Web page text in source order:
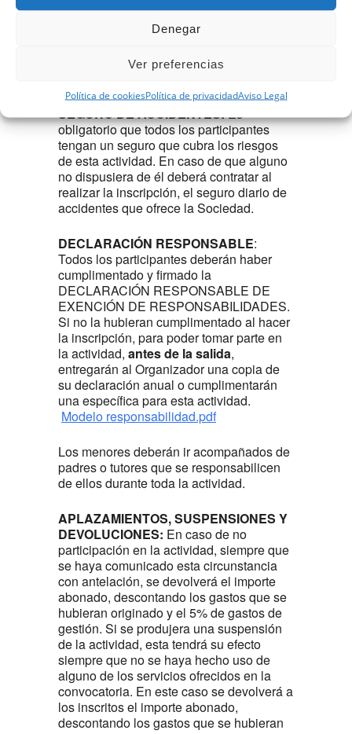
Denegar
Ver preferencias
Política de cookiesPolítica de privacidadAviso Legal
Esta actividad se realiza entre
trata de una actividad tutelada ni
SEGURO DE ACCIDENTES:Es
obligatorio que todos los participantes
tengan un seguro que cubra los riesgos
de esta actividad. En caso de que alguno
no dispusiera de él deberá contratar al
realizar la inscripción, el seguro diario de
accidentes que ofrece la Sociedad.
DECLARACIÓN RESPONSABLE:
Todos los participantes deberán haber
cumplimentado y firmado la
DECLARACIÓN RESPONSABLE DE
EXENCIÓN DE RESPONSABILIDADES.
Si no la hubieran cumplimentado al hacer
la inscripción, para poder tomar parte en
la actividad, antes de la salida,
entregarán al Organizador una copia de
su declaración anual o cumplimentarán
una específica para esta actividad.
Modelo responsabilidad.pdf
Los menores deberán ir acompañados de
padres o tutores que se responsabilicen
de ellos durante toda la actividad.
APLAZAMIENTOS, SUSPENSIONES Y
DEVOLUCIONES: En caso de no
participación en la actividad, siempre que
se haya comunicado esta circunstancia
con antelación, se devolverá el importe
abonado, descontando los gastos que se
hubieran originado y el 5% de gastos de
gestión. Si se produjera una suspensión
de la actividad, esta tendrá su efecto
siempre que no se haya hecho uso de
alguno de los servicios ofrecidos en la
convocatoria. En este caso se devolverá a
los inscritos el importe abonado,
descontando los gastos que se hubieran